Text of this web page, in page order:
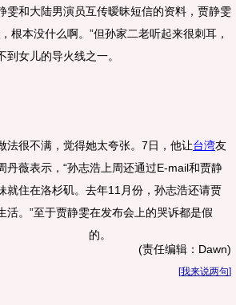
雯和大陆男演员互传暧昧短信的资料，贾静雯
根本没什么啊。”但孙家二老听起来很刺耳，
女儿的导火线之一。
很不满，觉得她太夸张。7日，他让台湾友
丹薇表示，“孙志浩上周还通过E-mail和贾静
就住在洛杉矶。去年11月份，孙志浩还请贾
。”至于贾静雯在发布会上的哭诉都是假
的。
(责任编辑：Dawn)
[我来说两句]